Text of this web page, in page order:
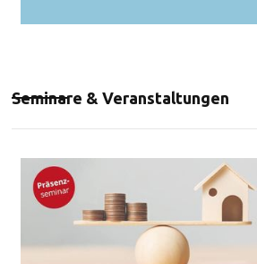
Seminare & Veranstaltungen